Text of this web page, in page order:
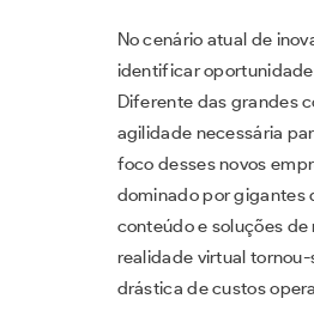
No cenário atual de
identificar
Diferente das grandes
agilidade necessária
foco desses novos
dominado por gigantes
conteúdo e soluções
realidade virtual
drástica de custos